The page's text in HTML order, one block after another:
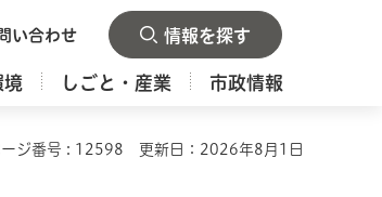
い合わせ 情報を探す
境 しごと・産業 市政情報
ージ番号 : 12598 更新日：2026年8月1日